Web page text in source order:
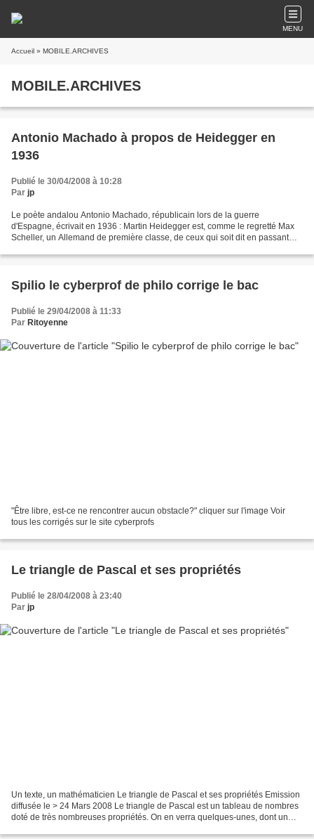
MENU
Accueil » MOBILE.ARCHIVES
MOBILE.ARCHIVES
Antonio Machado à propos de Heidegger en
1936
Publié le 30/04/2008 à 10:28
Par jp
Le poète andalou Antonio Machado, républicain lors de la guerre
d'Espagne, écrivait en 1936 : Martin Heidegger est, comme le regretté Max
Scheller, un Allemand de première classe, de ceux qui soit dit en passant
Spilio le cyberprof de philo corrige le bac
Publié le 29/04/2008 à 11:33
Par Ritoyenne
"Être libre, est-ce ne rencontrer aucun obstacle?" cliquer sur l'image Voir
tous les corrigés sur le site cyberprofs
Le triangle de Pascal et ses propriétés
Publié le 28/04/2008 à 23:40
Par jp
Un texte, un mathématicien Le triangle de Pascal et ses propriétés Emission
diffusée le > 24 Mars 2008 Le triangle de Pascal est un tableau de nombres
doté de très nombreuses propriétés. On en verra quelques-unes, dont un